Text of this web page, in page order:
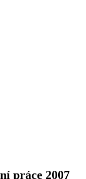
práce 2007